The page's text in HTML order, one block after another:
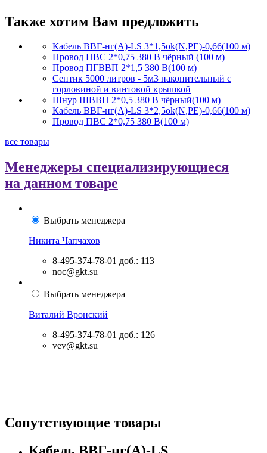
Также хотим Вам предложить
Кабель ВВГ-нг(А)-LS 3*1,5ok(N,PE)-0,66(100 м)
Провод ПВС 2*0,75 380 В чёрный (100 м)
Провод ПГВВП 2*1,5 380 В(100 м)
Септик 5000 литров - 5м3 накопительный с
горловиной и винтовой крышкой
Шнур ШВВП 2*0,5 380 В чёрный(100 м)
Кабель ВВГ-нг(А)-LS 3*2,5ok(N,PE)-0,66(100 м)
Провод ПВС 2*0,75 380 В(100 м)
все товары
Менеджеры специализирующиеся
на данном товаре
Выбрать менеджера
Никита Чапчахов
8-495-374-78-01 доб.: 113
noc@gkt.su
Выбрать менеджера
Виталий Вронский
8-495-374-78-01 доб.: 126
vev@gkt.su
Сопутствующие товары